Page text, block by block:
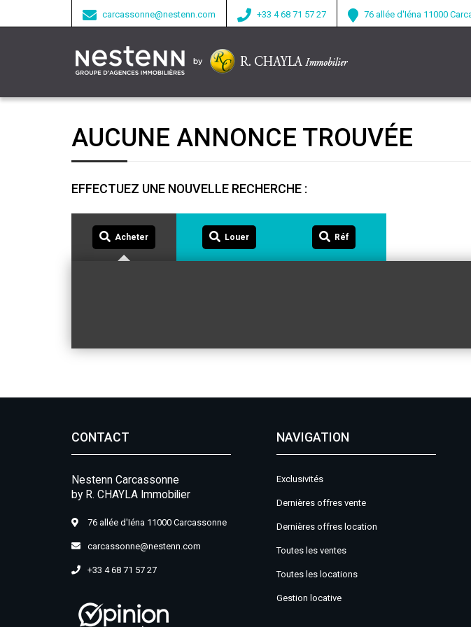
carcassonne@nestenn.com +33 4 68 71 57 27 76 allée d'Iéna 11000
AUCUNE ANNONCE TROUVÉE
EFFECTUEZ UNE NOUVELLE RECHERCHE :
Acheter Louer Réf
CONTACT
Nestenn Carcassonne
by R. CHAYLA Immobilier
76 allée d'Iéna 11000 Carcassonne
carcassonne@nestenn.com
+33 4 68 71 57 27
NAVIGATION
Exclusivités
Dernières offres vente
Dernières offres location
Toutes les ventes
Toutes les locations
Gestion locative